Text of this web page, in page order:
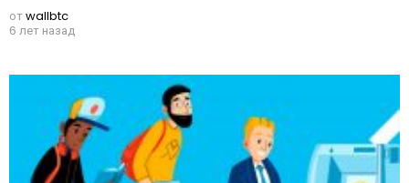
отwallbtc
6 лет назад